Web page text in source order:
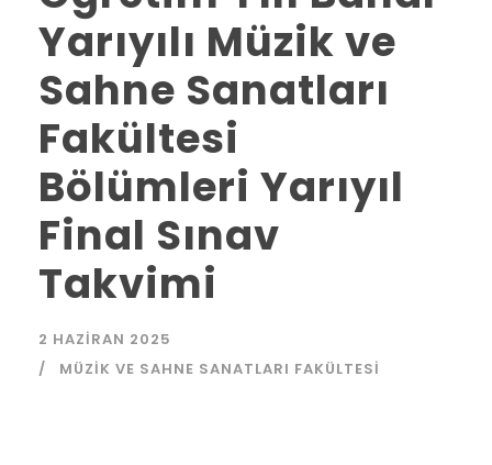
Yarıyılı Müzik ve
Sahne Sanatları
Fakültesi
Bölümleri Yarıyıl
Final Sınav
Takvimi
2 HAZIRAN 2025
MÜZIK VE SAHNE SANATLARI FAKÜLTESI